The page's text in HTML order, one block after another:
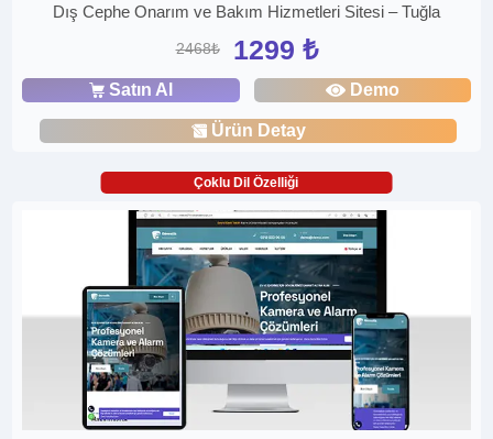
Dış Cephe Onarım ve Bakım Hizmetleri Sitesi – Tuğla
2468₺ 1299 ₺
Satın Al Demo
Ürün Detay
Çoklu Dil Özelliği